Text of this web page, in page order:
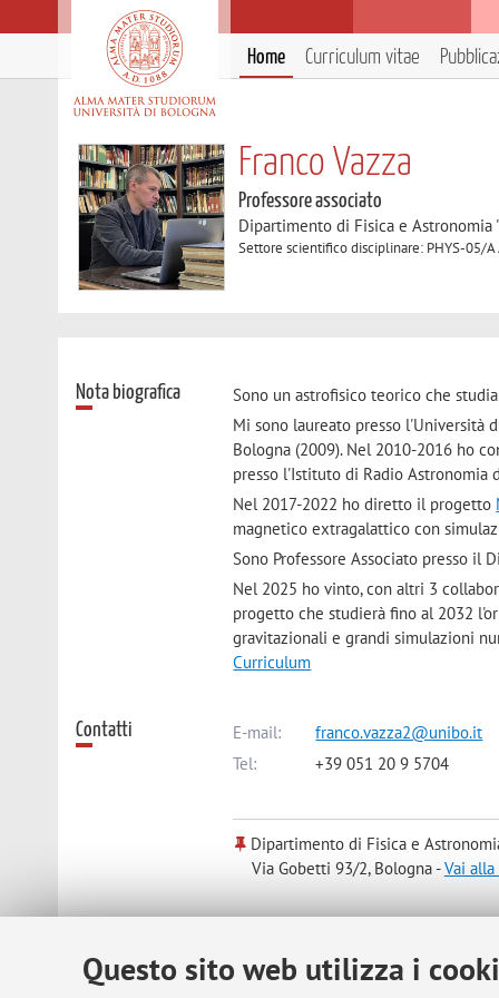
Questo sito web utilizza i
Home Curriculum vitae
Franco Vazza
Professore associato
Dipartimento di Fisica e Astronomia
Settore scientifico disciplinare: PHYS-05/
Nota biografica
Sono un astrofisico teorico che
Mi sono laureato presso l'Università
Bologna (2009). Nel 2010-2016 ho
presso l'Istituto di Radio Astronomia
Nel 2017-2022 ho diretto il progetto
magnetico extragalattico con
Sono Professore Associato presso il
Nel 2025 ho vinto, con altri 3
progetto che studierà fino al 2032
gravitazionali e grandi simulazioni
Curriculum
Contatti E-mail:
franco.vazza2@unibo.it
Tel:
+39 051 20 9 5704
Dipartimento di Fisica e
Via Gobetti 93/2, Bologna -Vai alla